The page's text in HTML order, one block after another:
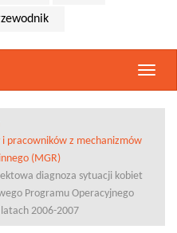
i pracowników z mechanizmów
(MGR)
diagnoza sytuacji kobiet
Programu Operacyjnego
2006-2007